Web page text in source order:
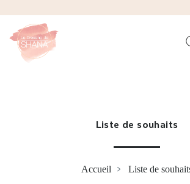
Liste de souhaits
Accueil Liste de